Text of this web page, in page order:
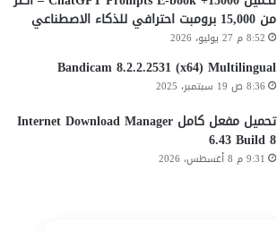
من 15,000 برومبت احترافي للذكاء الاصطناعي
8:52 م 27 يوليو، 2026
Bandicam 8.2.2.2531 (x64) Multilingual
8:36 ص 19 سبتمبر، 2025
تحميل مفعل كامل Internet Download Manager
6.43 Build 8
9:31 م 8 أغسطس، 2026